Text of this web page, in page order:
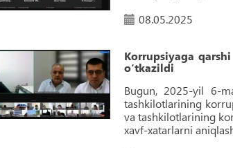
08.05.2025
Korrupsiyaga
o‘tkazildi
Bugun, 2025-yil 6-
tashkilotlarining
va tashkilotlarining
xavf-xatarlarni